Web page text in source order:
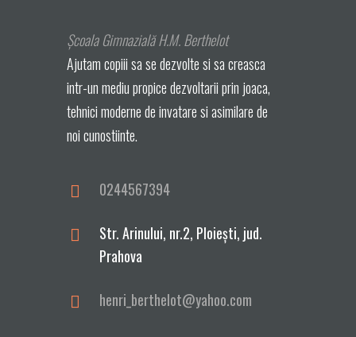
Școala Gimnazială H.M. Berthelot
Ajutam copiii sa se dezvolte si sa creasca
intr-un mediu propice dezvoltarii prin joaca,
tehnici moderne de invatare si asimilare de
noi cunostiinte.
0244567394
Str. Arinului, nr.2, Ploieşti, jud.
Prahova
henri_berthelot@yahoo.com